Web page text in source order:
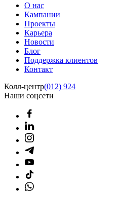
О нас
Кампании
Проекты
Карьера
Новости
Блог
Поддержка клиентов
Контакт
Колл-центр(012) 924
Наши соцсети